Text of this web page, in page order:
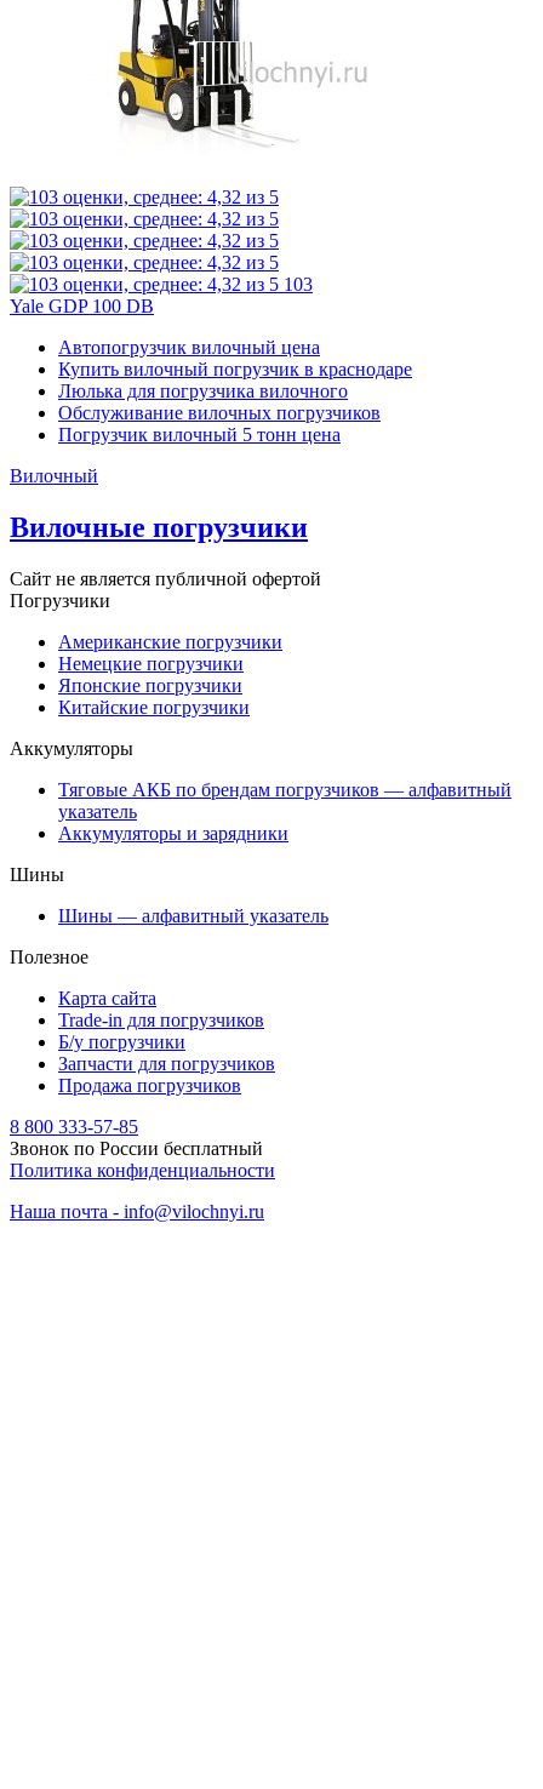
103
Yale GDP 100 DB
Автопогрузчик вилочный цена
Купить вилочный погрузчик в краснодаре
Люлька для погрузчика вилочного
Обслуживание вилочных погрузчиков
Погрузчик вилочный 5 тонн цена
Вилочный
Вилочные погрузчики
Сайт не является публичной офертой
Погрузчики
Американские погрузчики
Немецкие погрузчики
Японские погрузчики
Китайские погрузчики
Аккумуляторы
Тяговые АКБ по брендам погрузчиков — алфавитный
указатель
Аккумуляторы и зарядники
Шины
Шины — алфавитный указатель
Полезное
Карта сайта
Trade-in для погрузчиков
Б/у погрузчики
Запчасти для погрузчиков
Продажа погрузчиков
8 800 333-57-85
Звонок по России бесплатный
Политика конфиденциальности
Наша почта - info@vilochnyi.ru